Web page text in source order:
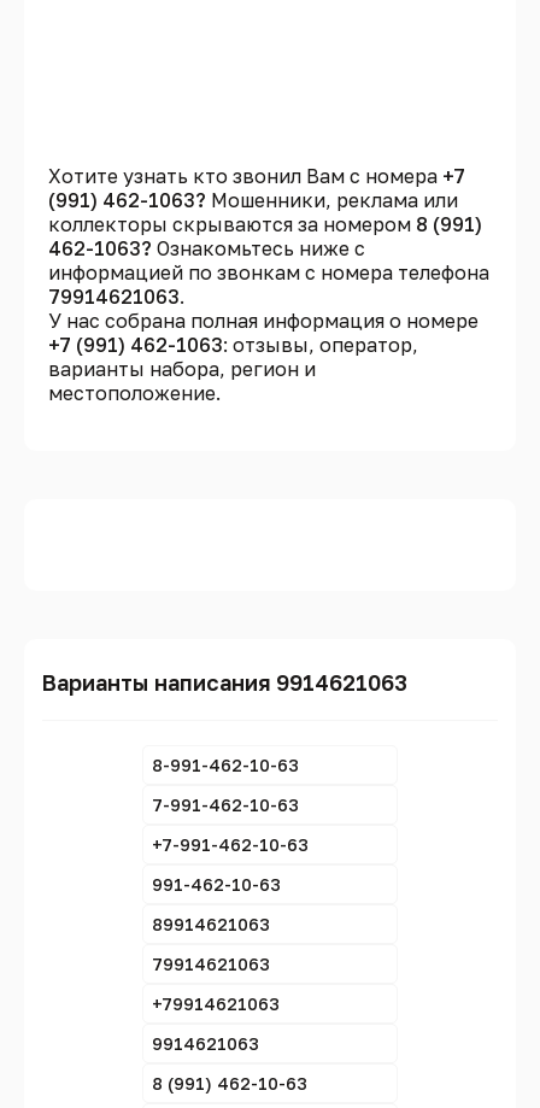
Хотите узнать кто звонил Вам с номера +7
(991) 462-1063? Мошенники, реклама или
коллекторы скрываются за номером 8 (991)
462-1063? Ознакомьтесь ниже с
информацией по звонкам с номера телефона
79914621063.
У нас собрана полная информация о номере
+7 (991) 462-1063: отзывы, оператор,
варианты набора, регион и
местоположение.
Варианты написания 9914621063
8-991-462-10-63
7-991-462-10-63
+7-991-462-10-63
991-462-10-63
89914621063
79914621063
+79914621063
9914621063
8 (991) 462-10-63